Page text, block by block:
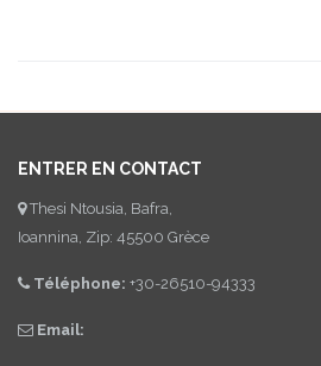
ENTRER EN CONTACT
Thesi Ntousia, Bafra,
Ioannina, Zip: 45500 Grèce
Téléphone: +30-26510-94333
Email: